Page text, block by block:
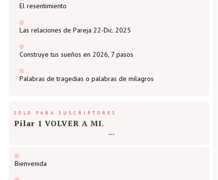
El resentimiento
Las relaciones de Pareja 22-Dic. 2025
Construye tus sueños en 2026, 7 pasos
Palabras de tragedias o palabras de milagros
SOLO PARA SUSCRIPTORES
Pilar 1 VOLVER A MI.
Bienvenida